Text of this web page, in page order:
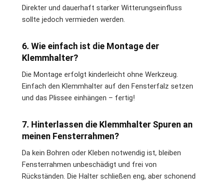
Direkter und dauerhaft starker Witterungseinfluss
sollte jedoch vermieden werden.
6. Wie einfach ist die Montage der
Klemmhalter?
Die Montage erfolgt kinderleicht ohne Werkzeug.
Einfach den Klemmhalter auf den Fensterfalz setzen
und das Plissee einhängen – fertig!
7. Hinterlassen die Klemmhalter Spuren an
meinen Fensterrahmen?
Da kein Bohren oder Kleben notwendig ist, bleiben
Fensterrahmen unbeschädigt und frei von
Rückständen. Die Halter schließen eng, aber schonend